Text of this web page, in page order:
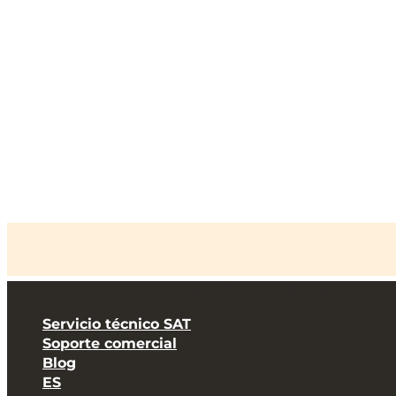
Servicio técnico SAT
Soporte comercial
Blog
ES
Inicio»Ilux Design»Galería